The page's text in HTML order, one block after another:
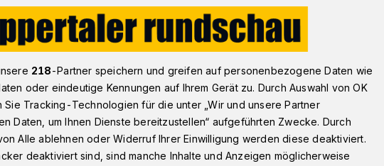
218-Partner speichern und greifen auf personenbezogene Daten wie
oder eindeutige Kennungen auf Ihrem Gerät zu. Durch Auswahl von OK
Sie Tracking-Technologien für die unter „Wir und unsere Partner
Daten, um Ihnen Dienste bereitzustellen“ aufgeführten Zwecke. Durch
Alle ablehnen oder Widerruf Ihrer Einwilligung werden diese deaktiviert.
deaktiviert sind, sind manche Inhalte und Anzeigen möglicherweise